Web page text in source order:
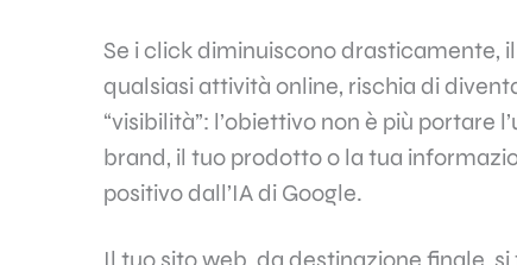
Se i click diminuiscono drasticamente,
qualsiasi attività online, rischia di
“visibilità”: l’obiettivo non è più portare
brand, il tuo prodotto o la tua
positivo dall’IA di Google.